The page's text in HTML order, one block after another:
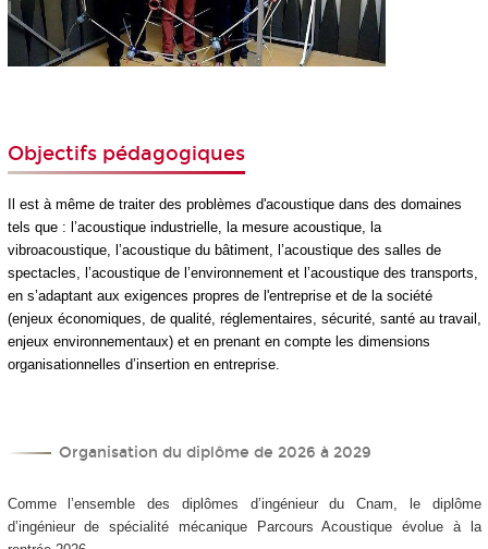
Objectifs pédagogiques
Il est à même de traiter des problèmes d'acoustique dans des domaines
tels que : l’acoustique industrielle, la mesure acoustique, la
vibroacoustique, l’acoustique du bâtiment, l’acoustique des salles de
spectacles, l’acoustique de l’environnement et l’acoustique des transports,
en s’adaptant aux exigences propres de l'entreprise et de la société
(enjeux économiques, de qualité, réglementaires, sécurité, santé au travail,
enjeux environnementaux) et en prenant en compte les dimensions
organisationnelles d’insertion en entreprise.
Organisation du diplôme de 2026 à 2029
Comme l’ensemble des diplômes d’ingénieur du Cnam, le diplôme
d’ingénieur de spécialité mécanique Parcours Acoustique évolue à la